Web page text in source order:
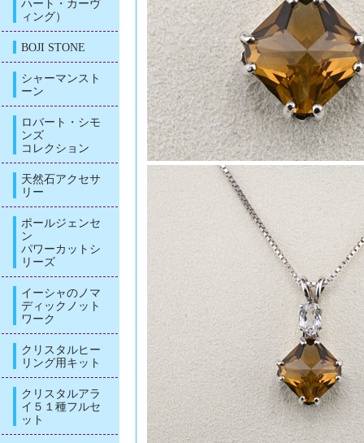
ハート・カーヴ
ィング）
BOJI STONE
シャーマンスト
ーン
ロバート・シモ
ンズ
コレクション
天然石アクセサ
リー
ポールジェンセ
ン
パワーカットシ
リーズ
イーシャのノマ
ディックノット
ワーク
クリスタルヒー
リング用キット
クリスタルアラ
イ５１種フルセ
ット